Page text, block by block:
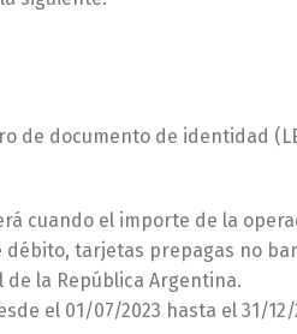
de documento de identidad
cuando el importe de la
tarjetas prepagas no
la República Argentina.
el 01/07/2023 hasta el 31/12/